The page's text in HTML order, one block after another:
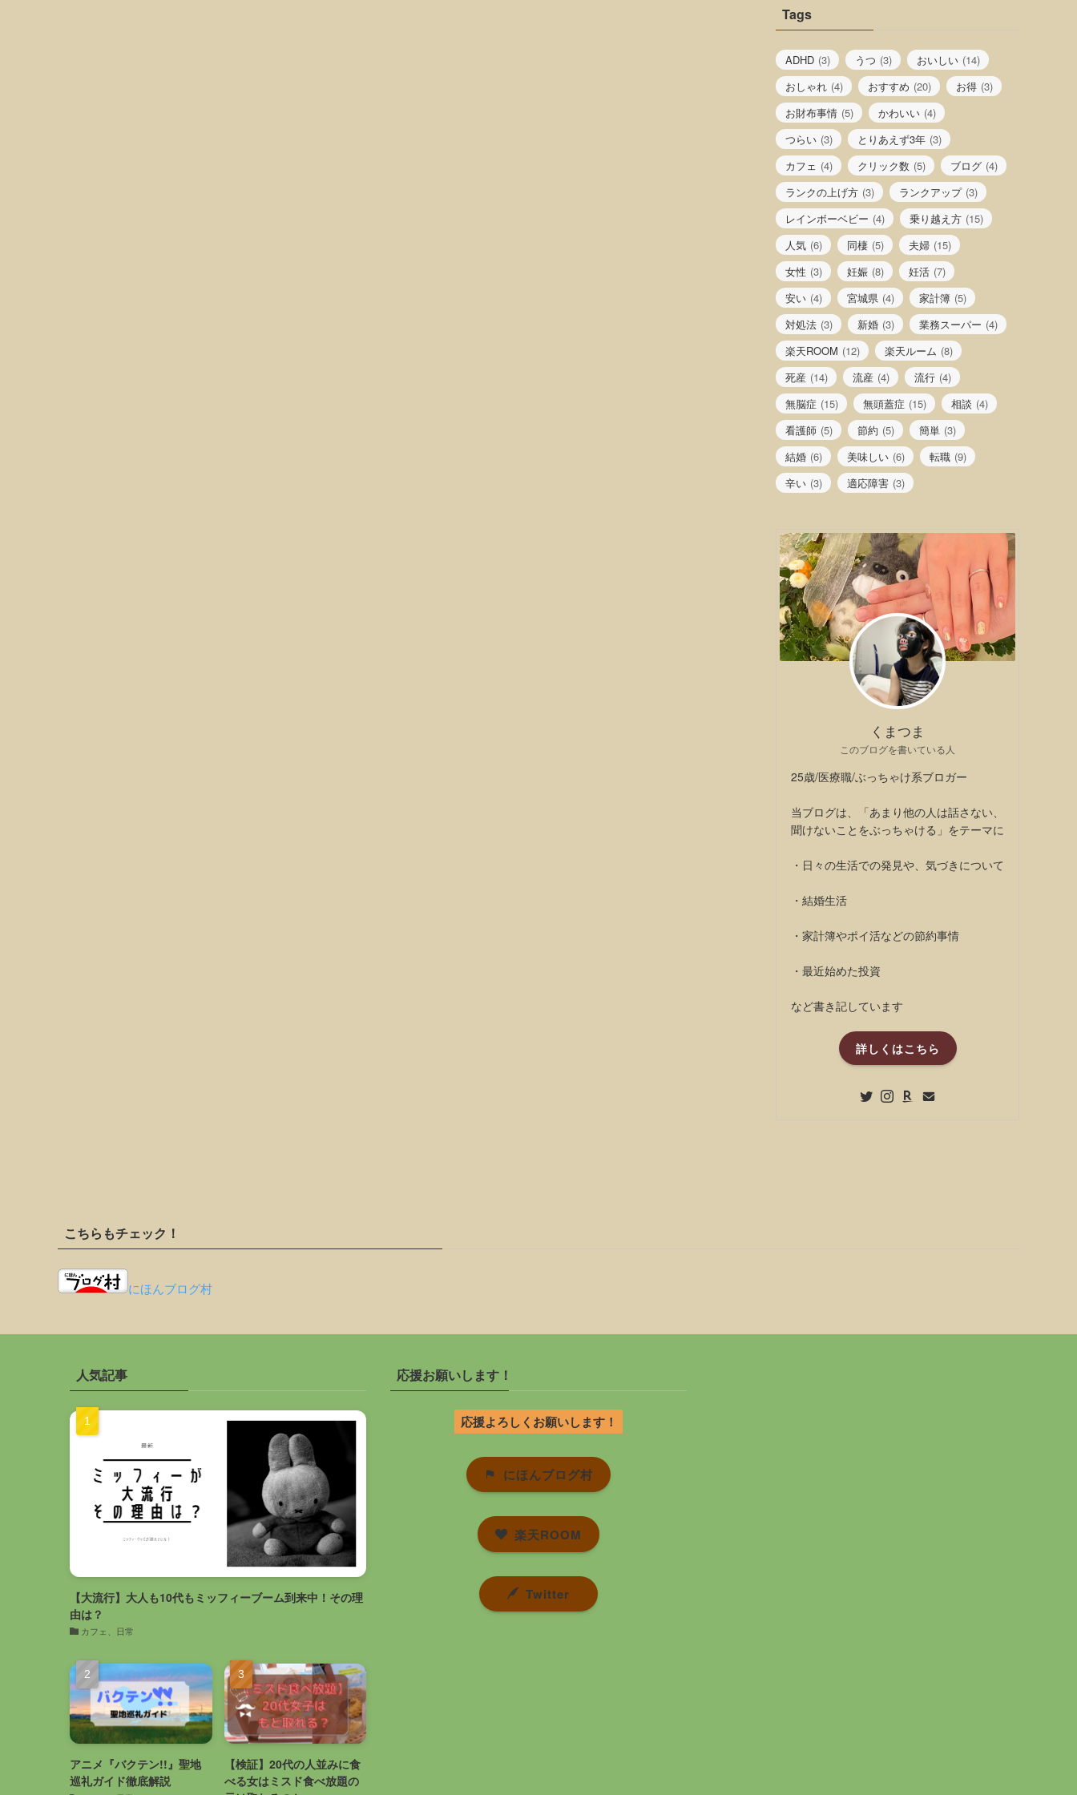
Tags
ADHD (3) うつ (3) おいしい (14)
おしゃれ (4) おすすめ (20) お得 (3)
お財布事情 (5) かわいい (4)
つらい (3) とりあえず3年 (3)
カフェ (4) クリック数 (5) ブログ (4)
ランクの上げ方 (3) ランクアップ (3)
レインボーベビー (4) 乗り越え方 (15)
人気 (6) 同棲 (5) 夫婦 (15)
女性 (3) 妊娠 (8) 妊活 (7)
安い (4) 宮城県 (4) 家計簿 (5)
対処法 (3) 新婚 (3) 業務スーパー (4)
楽天ROOM (12) 楽天ルーム (8)
死産 (14) 流産 (4) 流行 (4)
無脳症 (15) 無頭蓋症 (15) 相談 (4)
看護師 (5) 節約 (5) 簡単 (3)
結婚 (6) 美味しい (6) 転職 (9)
辛い (3) 適応障害 (3)
くまつま
このブログを書いている人
25歳/医療職/ぶっちゃけ系ブロガー
当ブログは、「あまり他の人は話さない、
聞けないことをぶっちゃける」をテーマに
・日々の生活での発見や、気づきについて
・結婚生活
・家計簿やポイ活などの節約事情
・最近始めた投資
など書き記しています
詳しくはこちら
こちらもチェック！
にほんブログ村
人気記事
【大流行】大人も10代もミッフィーブーム到来中！その理
由は？
カフェ、日常
アニメ『バクテン!!』聖地
巡礼ガイド徹底解説
【検証】20代の人並みに食
べる女はミスド食べ放題の
応援お願いします！
応援よろしくお願いします！
にほんブログ村
楽天ROOM
Twitter